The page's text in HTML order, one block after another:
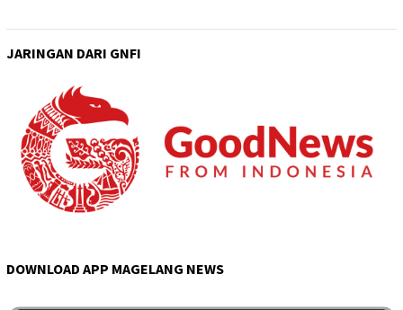
JARINGAN DARI GNFI
DOWNLOAD APP MAGELANG NEWS